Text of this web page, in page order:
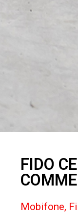
FIDO
Mobifone,